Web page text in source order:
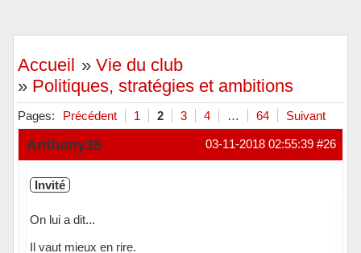
Accueil »Vie du club
» Politiques, stratégies et ambitions
Pages: Précédent 1 2 3 4 … 64 Suivant
#26
03-11-2018 02:55:39
Anthony35
Invité
On lui a dit...
Il vaut mieux en rire.